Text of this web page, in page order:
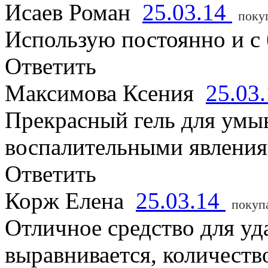
Исаев Роман 25.03.14
Использую постоянно и
Ответить
Максимова Ксения
Прекрасный гель для
воспалительными
Ответить
Корж Елена 25.03.14
Отличное средство для
выравнивается,